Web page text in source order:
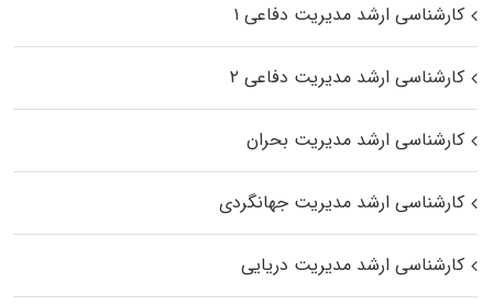
کارشناسی ارشد مدیریت دفاعی ۱
کارشناسی ارشد مدیریت دفاعی ۲
کارشناسی ارشد مدیریت بحران
کارشناسی ارشد مدیریت جهانگردی
کارشناسی ارشد مدیریت دریایی